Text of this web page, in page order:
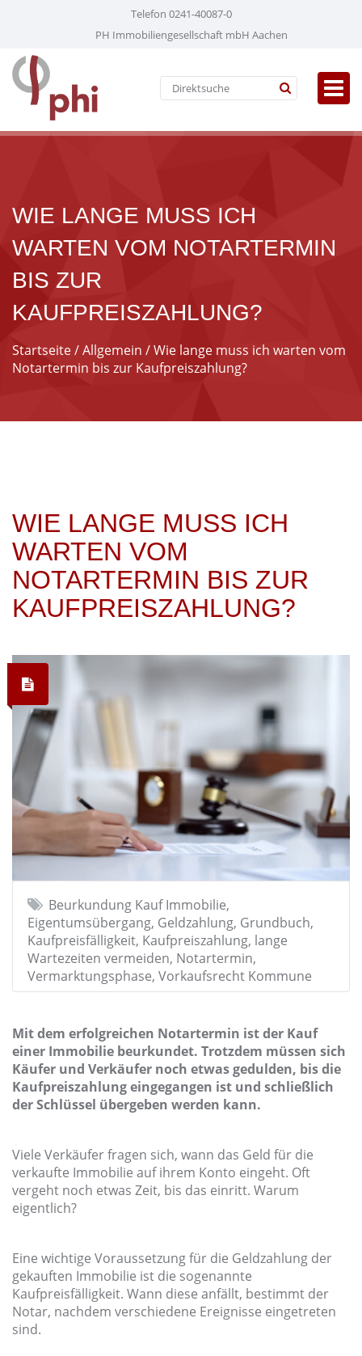
Telefon 0241-40087-0
PH Immobiliengesellschaft mbH Aachen
WIE LANGE MUSS ICH
WARTEN VOM NOTARTERMIN
BIS ZUR
KAUFPREISZAHLUNG?
Startseite/Allgemein / Wie lange muss ich warten vom
Notartermin bis zur Kaufpreiszahlung?
WIE LANGE MUSS ICH
WARTEN VOM
NOTARTERMIN BIS ZUR
KAUFPREISZAHLUNG?
Beurkundung Kauf Immobilie,
Eigentumsübergang, Geldzahlung, Grundbuch,
Kaufpreisfälligkeit, Kaufpreiszahlung, lange
Wartezeiten vermeiden, Notartermin,
Vermarktungsphase, Vorkaufsrecht Kommune
Mit dem erfolgreichen Notartermin ist der Kauf
einer Immobilie beurkundet. Trotzdem müssen sich
Käufer und Verkäufer noch etwas gedulden, bis die
Kaufpreiszahlung eingegangen ist und schließlich
der Schlüssel übergeben werden kann.
Viele Verkäufer fragen sich, wann das Geld für die
verkaufte Immobilie auf ihrem Konto eingeht. Oft
vergeht noch etwas Zeit, bis das einritt. Warum
eigentlich?
Eine wichtige Voraussetzung für die Geldzahlung der
gekauften Immobilie ist die sogenannte
Kaufpreisfälligkeit. Wann diese anfällt, bestimmt der
Notar, nachdem verschiedene Ereignisse eingetreten
sind.